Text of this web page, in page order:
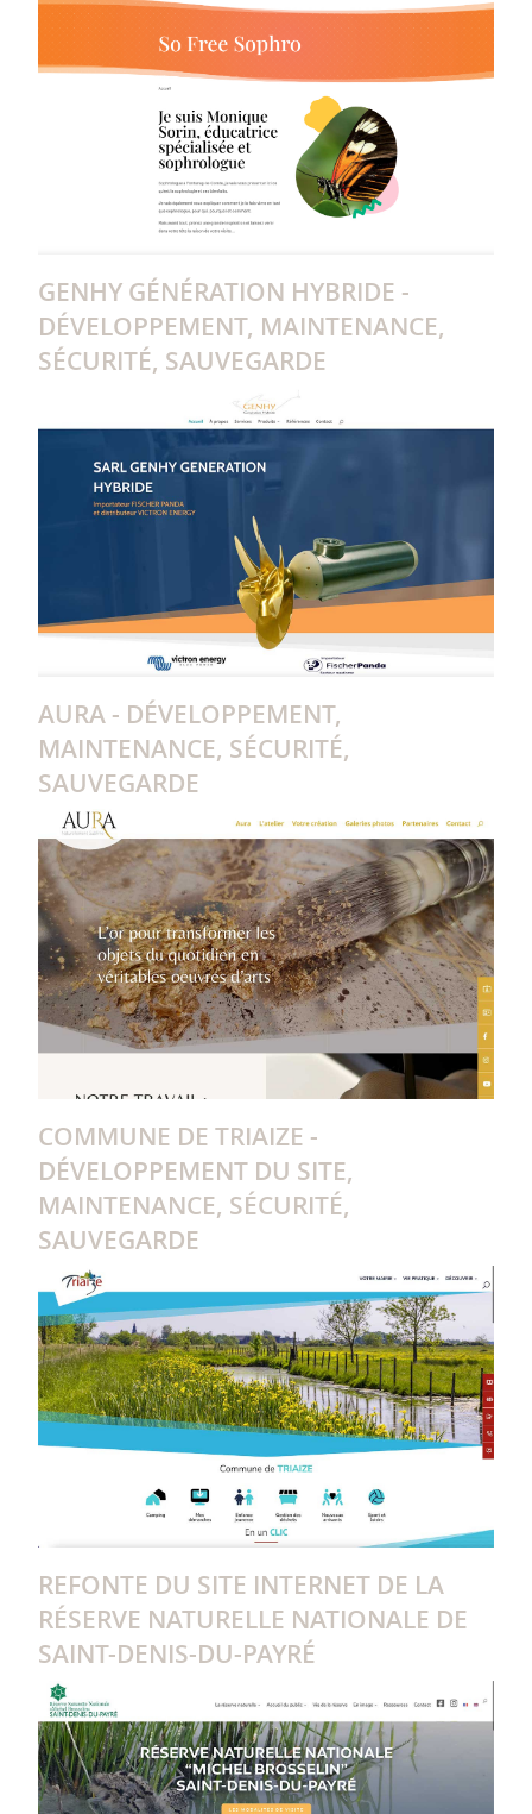
GENHY GÉNÉRATION HYBRIDE -
DÉVELOPPEMENT, MAINTENANCE,
SÉCURITÉ, SAUVEGARDE
AURA - DÉVELOPPEMENT,
MAINTENANCE, SÉCURITÉ,
SAUVEGARDE
COMMUNE DE TRIAIZE -
DÉVELOPPEMENT DU SITE,
MAINTENANCE, SÉCURITÉ,
SAUVEGARDE
REFONTE DU SITE INTERNET DE LA
RÉSERVE NATURELLE NATIONALE DE
SAINT-DENIS-DU-PAYRÉ